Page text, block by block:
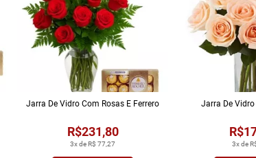
3x de R$ 77,27
R$231,80
Jarra De Vidro Com Rosas E Ferrero
3x de
Jarra De Vidro